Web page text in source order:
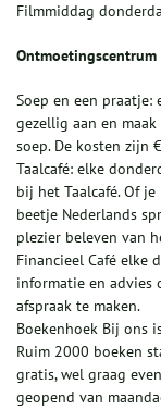
Filmmiddag
Soep en een praatje:
gezellig aan en
soep. De kosten zijn
Taalcafé: elke
bij het Taalcafé. Of
beetje Nederlands
plezier beleven van
Financieel Café elke
informatie en advies
afspraak te maken.
Boekenhoek Bij ons
Ruim 2000 boeken
gratis, wel graag
geopend van